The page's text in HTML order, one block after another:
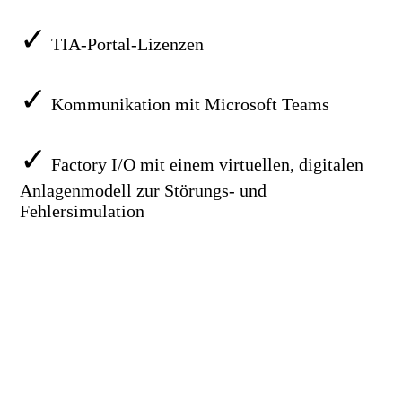
✓ TIA-Portal-Lizenzen
✓ Kommunikation mit Microsoft Teams
✓ Factory I/O mit einem virtuellen, digitalen
Anlagenmodell zur Störungs- und
Fehlersimulation